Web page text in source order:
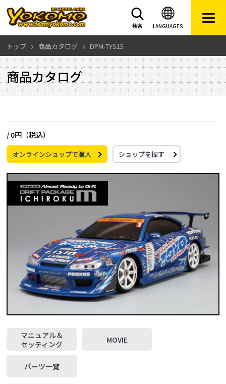
LANGUAGES
検索
トップ 商品カタログ DPM-TYS15
商品カタログ
/ 0円（税込）
オンラインショップで購入 ショップを探す
マニュアル＆
セッティング
MOVIE
パーツ一覧